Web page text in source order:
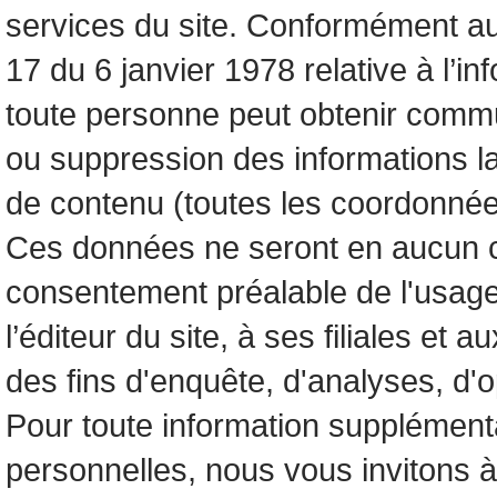
services du site. Conformément
17 du 6 janvier 1978 relative à
toute personne peut obtenir
ou suppression des informations
de contenu (toutes les
Ces données ne seront en
consentement préalable de
l’éditeur du site, à ses filiales et
des fins d'enquête, d'analyses,
Pour toute information
personnelles, nous vous invitons